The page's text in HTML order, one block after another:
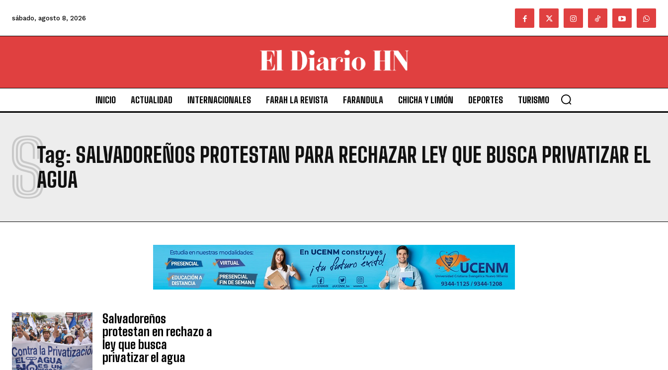
sábado, agosto 8, 2026
INICIO ACTUALIDAD INTERNACIONALES FARAH LA REVISTA FARANDULA CHICHA Y LIMÓN DEPORTES TURISMO
Tag: SALVADOREÑOS PROTESTAN PARA RECHAZAR LEY QUE BUSCA PRIVATIZAR EL
AGUA
S
Salvadoreños
protestan en rechazo a
ley que busca
privatizar el agua